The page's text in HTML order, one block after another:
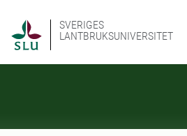
SVERIGES
LANTBRUKSUNIVERSITET